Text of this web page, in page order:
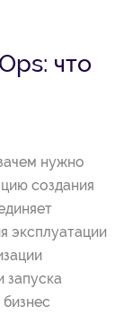
что
нужно
создания
эксплуатации
запуска